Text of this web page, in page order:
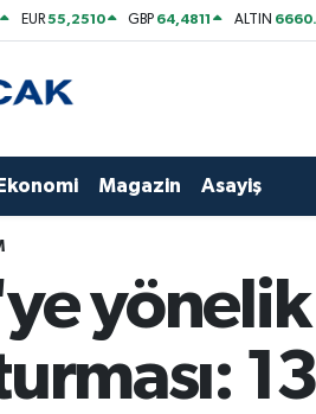
EUR55,2510 GBP 64,4811 ALTIN
Ekonomi Magazin Asayiş